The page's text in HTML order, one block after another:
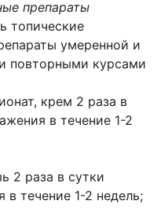
препараты
топические
умеренной и
повторными курсами
крем 2 раза в
в течение 1-2
раза в сутки
в течение 1-2 недель;